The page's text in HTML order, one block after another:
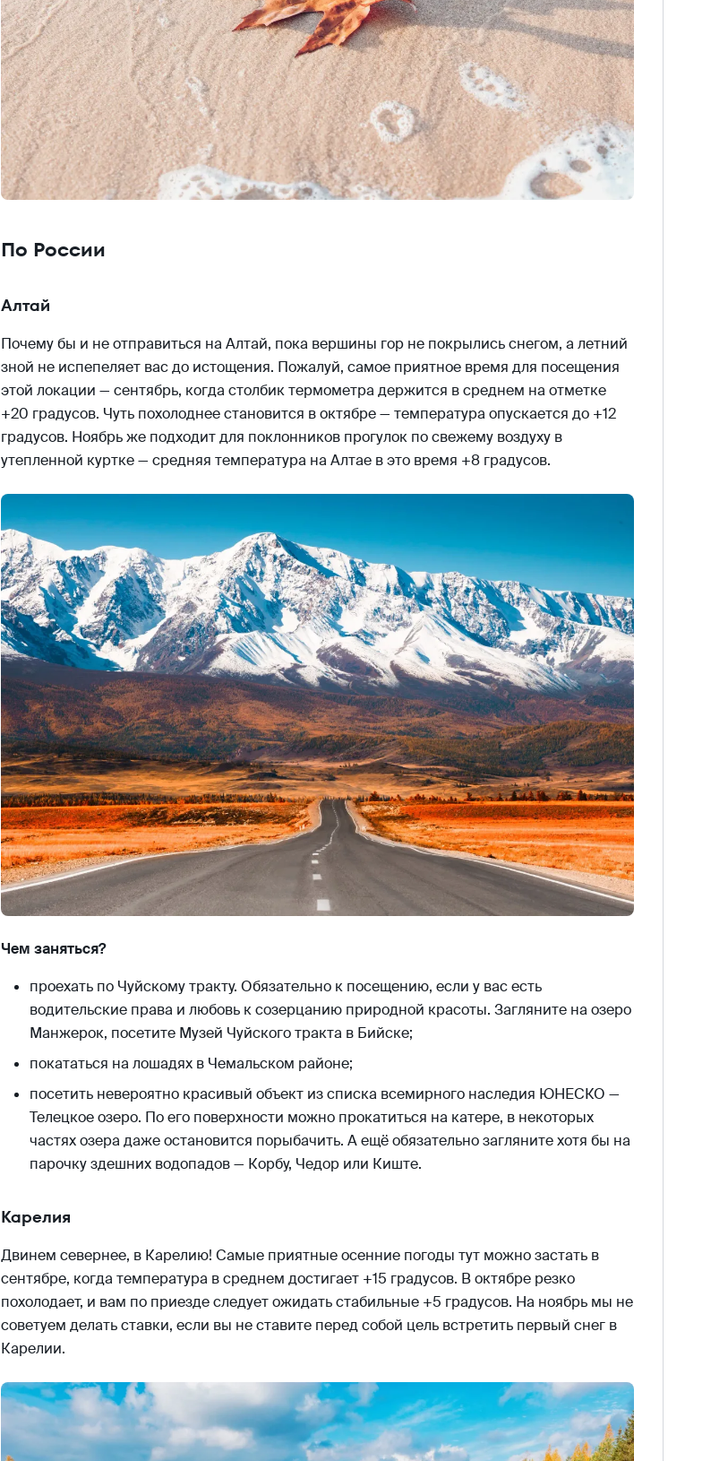
По России
Алтай
Почему бы и не отправиться на Алтай, пока вершины гор не покрылись снегом, а летний
зной не испепеляет вас до истощения. Пожалуй, самое приятное время для посещения
этой локации — сентябрь, когда столбик термометра держится в среднем на отметке
+20 градусов. Чуть похолоднее становится в октябре — температура опускается до +12
градусов. Ноябрь же подходит для поклонников прогулок по свежему воздуху в
утепленной куртке — средняя температура на Алтае в это время +8 градусов.
Чем заняться?
проехать по Чуйскому тракту. Обязательно к посещению, если у вас есть
водительские права и любовь к созерцанию природной красоты. Загляните на озеро
Манжерок, посетите Музей Чуйского тракта в Бийске;
покататься на лошадях в Чемальском районе;
посетить невероятно красивый объект из списка всемирного наследия ЮНЕСКО —
Телецкое озеро. По его поверхности можно прокатиться на катере, в некоторых
частях озера даже остановится порыбачить. А ещё обязательно загляните хотя бы на
парочку здешних водопадов — Корбу, Чедор или Киште.
Карелия
Двинем севернее, в Карелию! Самые приятные осенние погоды тут можно застать в
сентябре, когда температура в среднем достигает +15 градусов. В октябре резко
похолодает, и вам по приезде следует ожидать стабильные +5 градусов. На ноябрь мы не
советуем делать ставки, если вы не ставите перед собой цель встретить первый снег в
Карелии.